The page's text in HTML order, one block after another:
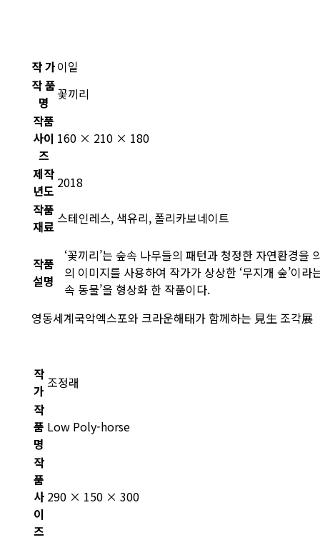
작 가이일
작 품
명 꽃끼리
작품
사이
즈
160 × 210 × 180
제작
년도 2018
작품
재료스테인레스, 색유리, 폴리카보네이트
작품
설명
‘꽃끼리’는 숲속 나무들의 패턴과 청정한 자연환경을
의 이미지를 사용하여 작가가 상상한 ‘무지개 숲’이
속 동물’을 형상화 한 작품이다.
영동세계국악엑스포와 크라운해태가 함께하는 見生 조각展
작
가 조정래
작
품
명
Low Poly-horse
작
품
사
이
즈
290 × 150 × 300